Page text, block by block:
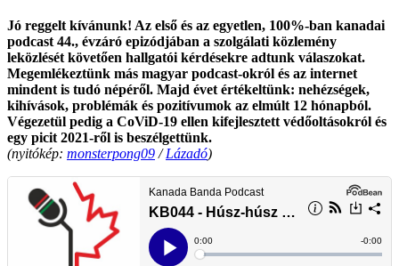
Jó reggelt kívánunk! Az első és az egyetlen, 100%-ban kanadai
podcast 44., évzáró epizódjában a szolgálati közlemény
leközlését követően hallgatói kérdésekre adtunk válaszokat.
Megemlékeztünk más magyar podcast-okról és az internet
mindent is tudó népéről. Majd évet értékeltünk: nehézségek,
kihívások, problémák és pozitívumok az elmúlt 12 hónapból.
Végezetül pedig a CoViD-19 ellen kifejlesztett védőoltásokról és
egy picit 2021-ről is beszélgettünk.
(nyitókép: monsterpong09 /Lázadó)